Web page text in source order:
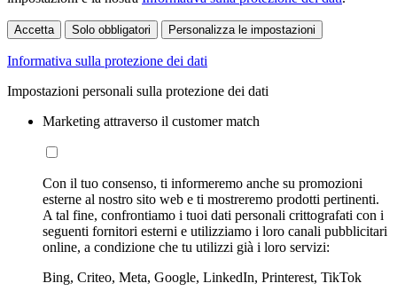
Accetta Solo obbligatori Personalizza le impostazioni
Informativa sulla protezione dei dati
Impostazioni personali sulla protezione dei dati
Marketing attraverso il customer match
Con il tuo consenso, ti informeremo anche su promozioni
esterne al nostro sito web e ti mostreremo prodotti pertinenti.
A tal fine, confrontiamo i tuoi dati personali crittografati con i
seguenti fornitori esterni e utilizziamo i loro canali pubblicitari
online, a condizione che tu utilizzi già i loro servizi:
Bing, Criteo, Meta, Google, LinkedIn, Printerest, TikTok